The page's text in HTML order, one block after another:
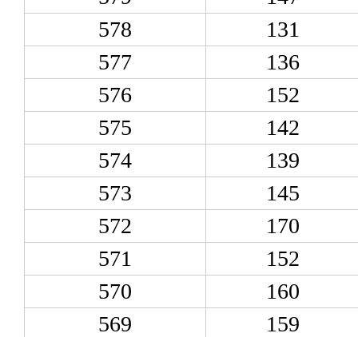
578
131
577
136
576
152
575
142
574
139
573
145
572
170
571
152
570
160
569
159